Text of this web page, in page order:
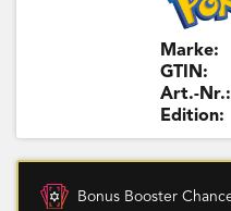
Marke:
GTIN:
Art.-Nr.:
Edition:
Bonus Booster